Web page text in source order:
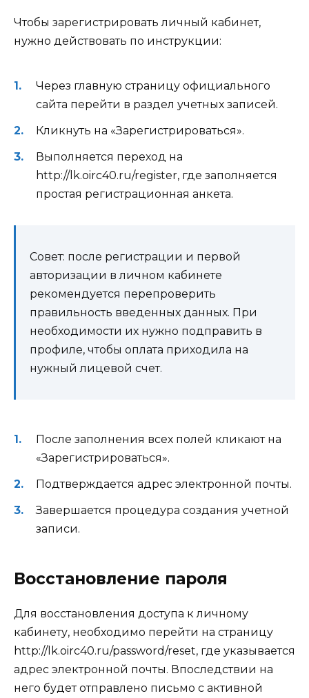
Чтобы зарегистрировать личный кабинет,
нужно действовать по инструкции:
Через главную страницу официального
сайта перейти в раздел учетных записей.
Кликнуть на «Зарегистрироваться».
Выполняется переход на
http://lk.oirc40.ru/register, где заполняется
простая регистрационная анкета.
Совет: после регистрации и первой
авторизации в личном кабинете
рекомендуется перепроверить
правильность введенных данных. При
необходимости их нужно подправить в
профиле, чтобы оплата приходила на
нужный лицевой счет.
После заполнения всех полей кликают на
«Зарегистрироваться».
Подтверждается адрес электронной почты.
Завершается процедура создания учетной
записи.
Восстановление пароля
Для восстановления доступа к личному
кабинету, необходимо перейти на страницу
http://lk.oirc40.ru/password/reset, где указывается
адрес электронной почты. Впоследствии на
него будет отправлено письмо с активной